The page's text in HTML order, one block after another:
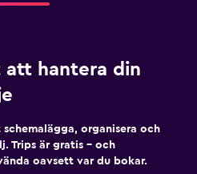
att hantera din
organisera och
Trips är gratis – och
oavsett var du bokar.